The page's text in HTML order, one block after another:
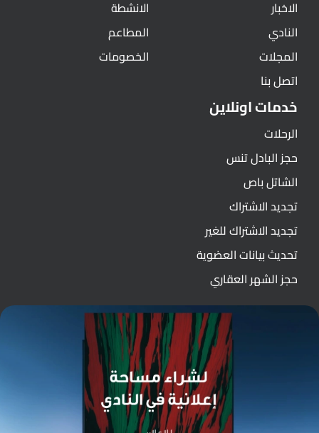
الاخبار
النادي
المجلات
اتصل بنا
الانشطة
المطاعم
الخصومات
خدمات اونلاين
الرحلات
حجز البادل تنس
الشاتل باص
تجديد الاشتراك
تجديد الاشتراك للغير
تحديث بيانات العضوية
حجز الشهر العقاري